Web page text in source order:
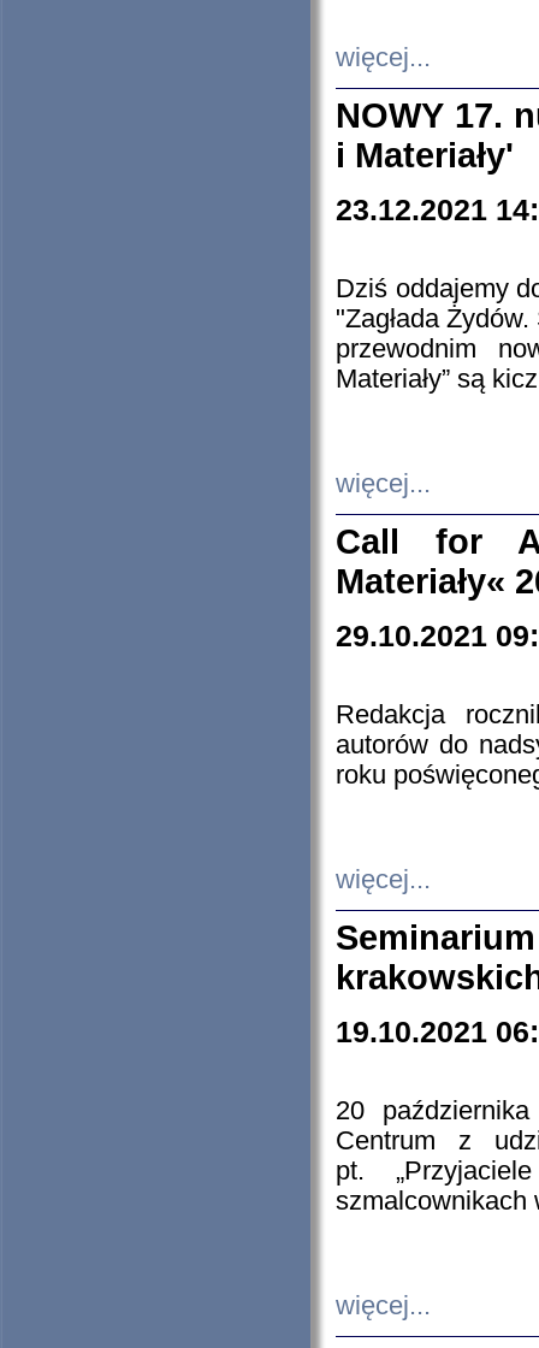
więcej...
NOWY 17.
i Materiały'
23.12.2021
Dziś oddajemy
"Zagłada
przewodnim
Materiały” są
więcej...
Call for
Materiały«
29.10.2021
Redakcja
autorów do
roku
więcej...
19.10.2021
20
Centrum z
pt.
szmalcownikach
więcej...